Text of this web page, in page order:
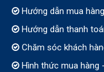
Hướng dẫn mua hàng
Hướng dẫn thanh
Chăm sóc khách
Hình thức mua hàng